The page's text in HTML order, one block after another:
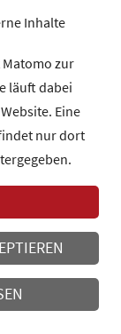
Inhalte
Matomo zur
läuft dabei
Eine
nur dort